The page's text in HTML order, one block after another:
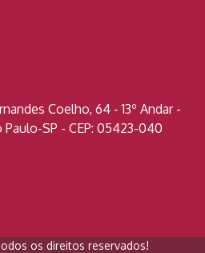
Coelho, 64 - 13º Andar -
Paulo-SP - CEP: 05423-040
os direitos reservados!